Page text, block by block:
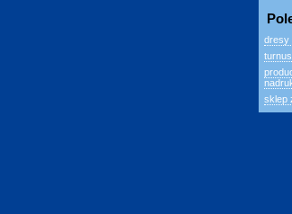
dresy
sklep